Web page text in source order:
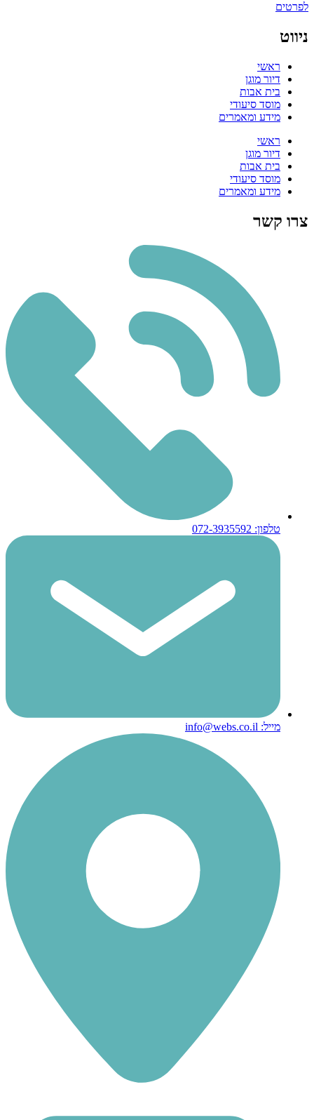
לפרטים
ניווט
ראשי
דיור מוגן
בית אבות
מוסד סיעודי
מידע ומאמרים
ראשי
דיור מוגן
בית אבות
מוסד סיעודי
מידע ומאמרים
צרו קשר
טלפון: 072-3935592
מייל: info@webs.co.il